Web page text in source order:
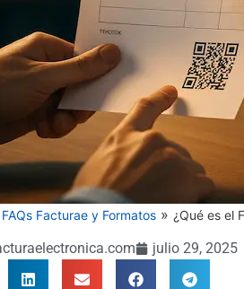
FAQs Facturae y Formatos » ¿Qué es el
julio 29, 2025